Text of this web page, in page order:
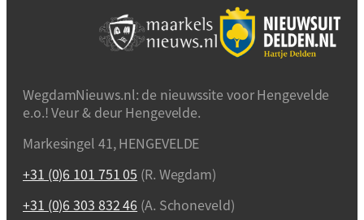
WegdamNieuws.nl: de nieuwssite voor Hengevelde
e.o.! Veur & deur Hengevelde.
Markesingel 41, HENGEVELDE
+31 (0)6 101 751 05 (R. Wegdam)
+31 (0)6 303 832 46 (A. Schoneveld)